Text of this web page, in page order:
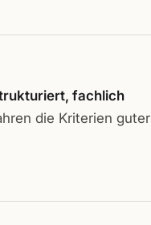
fachlich
die Kriterien guter